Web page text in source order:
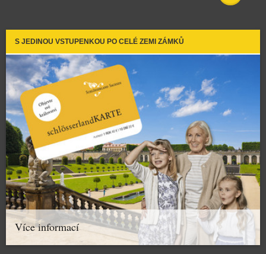
S JEDINOU VSTUPENKOU PO CELÉ ZEMI ZÁMKŮ
Více informací